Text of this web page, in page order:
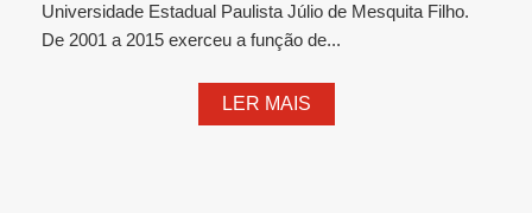
Universidade Estadual Paulista Júlio de Mesquita Filho.
De 2001 a 2015 exerceu a função de...
LER MAIS